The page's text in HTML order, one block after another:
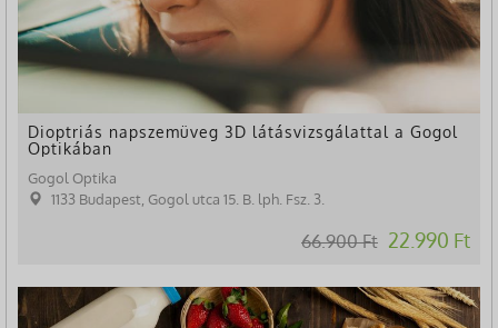
Dioptriás napszemüveg 3D látásvizsgálattal a Gogol
Optikában
Gogol Optika
1133 Budapest, Gogol utca 15. B. lph. Fsz. 3.
66.900 Ft 22.990 Ft
-56%